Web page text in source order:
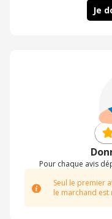
Je
Pour chaque avis
Seul le premier
le marchand est